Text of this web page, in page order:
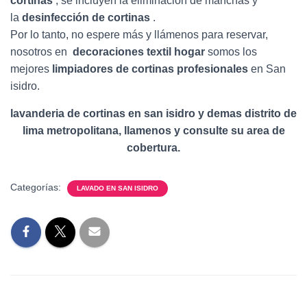
la desinfección de cortinas .
Por lo tanto, no espere más y llámenos para reservar,
nosotros en decoraciones textil hogar somos los
mejores limpiadores de cortinas profesionales en San
isidro.
lavanderia de cortinas en san isidro y demas distrito de
lima metropolitana, llamenos y consulte su area de
cobertura.
Categorías: LAVADO EN SAN ISIDRO